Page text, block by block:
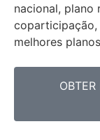
nacional, plano
coparticipação,
melhores